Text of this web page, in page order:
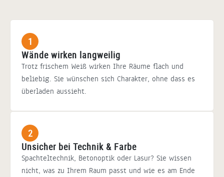
1
Wände wirken langweilig
Trotz frischem Weiß wirken Ihre Räume flach und
beliebig. Sie wünschen sich Charakter, ohne dass es
überladen aussieht.
2
Unsicher bei Technik & Farbe
Spachteltechnik, Betonoptik oder Lasur? Sie wissen
nicht, was zu Ihrem Raum passt und wie es am Ende